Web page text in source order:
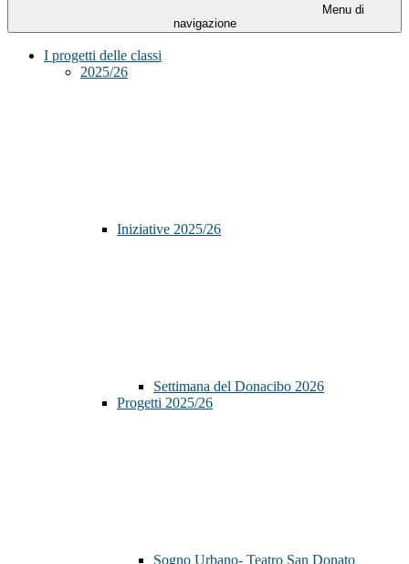
Menu di
navigazione
I progetti delle classi
2025/26
Iniziative 2025/26
Settimana del Donacibo 2026
Progetti 2025/26
Sogno Urbano- Teatro San Donato